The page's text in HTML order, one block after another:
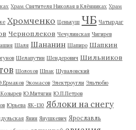
Храм Святителя Николая в Клённиках Храм
Хромченко Ценькуш ЧБ Чатырдаг
Черноплеков Чечулинская Чигирев
Шаля Шананин Шапиро Шапкин
Шелапутин Шендерович Шильников
Шолохов Шпак Шуваловский
Экомасов Электроугли Эльтюбю
Ю.Митягин Ю.П.Петров
Юрьева ЯК-130 Яблоки на снегу
Янин Янушкевич Ярославль